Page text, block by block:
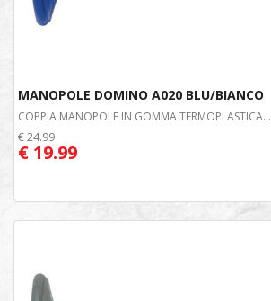
MANOPOLE DOMINO A020 BLU/BIANCO
COPPIA MANOPOLE IN GOMMA TERMOPLASTICA...
€ 24.99
€ 19.99